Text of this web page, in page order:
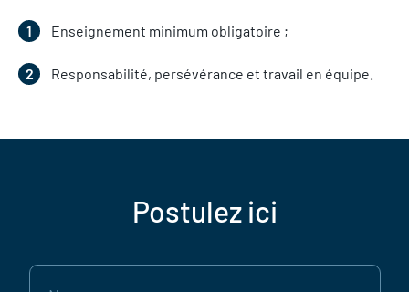
Enseignement minimum obligatoire ;
Responsabilité, persévérance et travail en équipe.
Postulez ici
Name